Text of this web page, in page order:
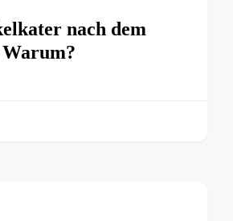
nach dem